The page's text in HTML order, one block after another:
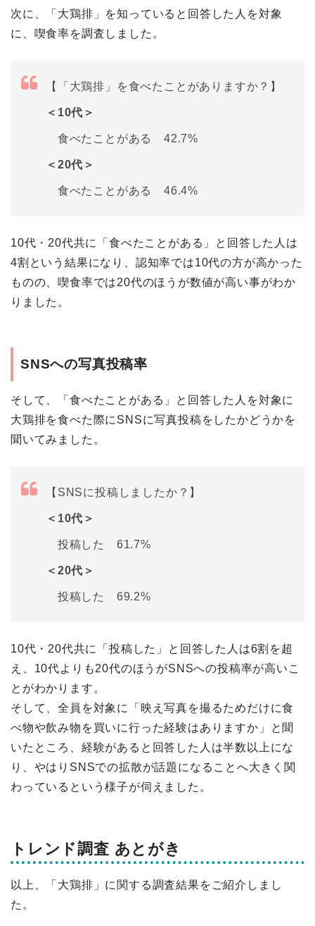
次に、「大鶏排」を知っていると回答した人を対象
に、喫食率を調査しました。
【「大鶏排」を食べたことがありますか？】
＜10代＞
食べたことがある 42.7%
＜20代＞
食べたことがある 46.4%
10代・20代共に「食べたことがある」と回答した人は
4割という結果になり、認知率では10代の方が高かった
ものの、喫食率では20代のほうが数値が高い事がわか
りました。
SNSへの写真投稿率
そして、「食べたことがある」と回答した人を対象に
大鶏排を食べた際にSNSに写真投稿をしたかどうかを
聞いてみました。
【SNSに投稿しましたか？】
＜10代＞
投稿した 61.7%
＜20代＞
投稿した 69.2%
10代・20代共に「投稿した」と回答した人は6割を超
え、10代よりも20代のほうがSNSへの投稿率が高いこ
とがわかります。
そして、全員を対象に「映え写真を撮るためだけに食
べ物や飲み物を買いに行った経験はありますか」と聞
いたところ、経験があると回答した人は半数以上にな
り、やはりSNSでの拡散が話題になることへ大きく関
わっているという様子が伺えました。
トレンド調査 あとがき
以上、「大鶏排」に関する調査結果をご紹介しまし
た。